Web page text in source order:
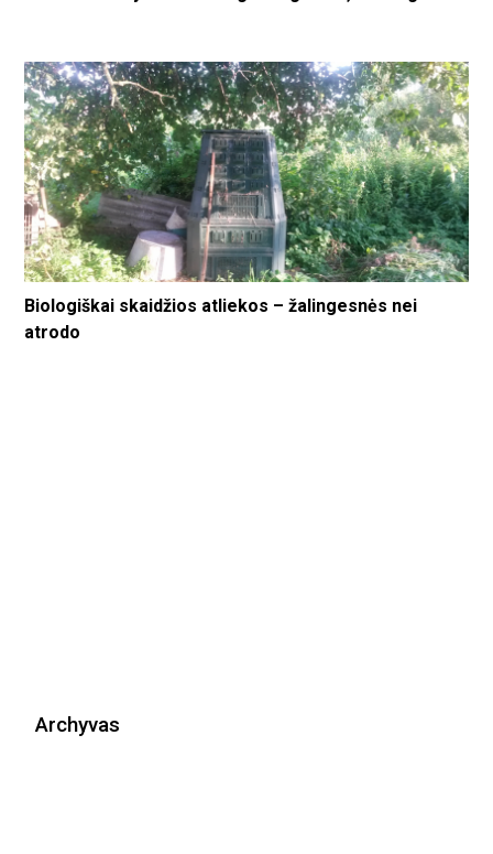
Biologiškai skaidžios atliekos – žalingesnės nei
atrodo
Archyvas